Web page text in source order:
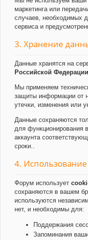
маркетинга или
случаев, необходимых
сервиса и
3. Хранение
Данные хранятся на
Российской Федерации
Мы применяем
защиты информации от
утечки, изменения или
Данные сохраняются
для функционирования
аккаунта
сроки..
4.
Форум использует
сохраняются в вашем
используются
нет, и необходимы для:
Поддержания
Запоминания